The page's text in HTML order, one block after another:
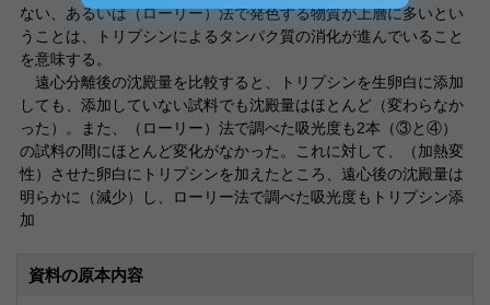
ない、あるいは（ローリー）法で発色する物質が上層に多いとい
うことは、トリプシンによるタンパク質の消化が進んでいること
を意味する。
遠心分離後の沈殿量を比較すると、トリプシンを生卵白に添加
しても、添加していない試料でも沈殿量はほとんど（変わらなか
った）。また、（ローリー）法で調べた吸光度も2本（③と④）
の試料の間にほとんど変化がなかった。これに対して、（加熱変
性）させた卵白にトリプシンを加えたところ、遠心後の沈殿量は
明らかに（減少）し、ローリー法で調べた吸光度もトリプシン添
加
資料の原本内容